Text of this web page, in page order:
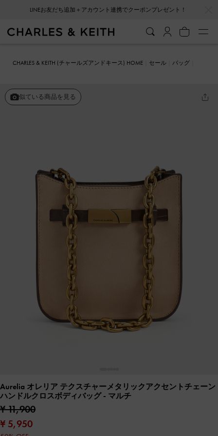
LINEお友だち追加＋アカウント連携でクーポンプレゼント！
CHARLES & KEITH (チャールズアンドキース) HOME セール
バッグ
似ている商品を見る
Aurelia オレリア テクスチャーメタリックアクセントチェーン
ハンドルクロスボディバッグ- マルチ
¥ 11,900
¥ 5,950